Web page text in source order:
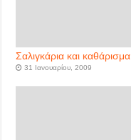
Σαλιγκάρια και καθάρισμα
31 Ιανουαρίου, 2009